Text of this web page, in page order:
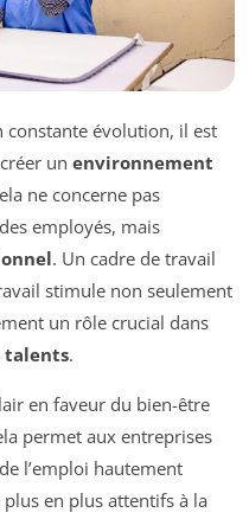
constante évolution, il est
un environnement
ne concerne pas
employés, mais
. Un cadre de travail
stimule non seulement
un rôle crucial dans
talents.
en faveur du bien-être
permet aux entreprises
l’emploi hautement
en plus attentifs à la